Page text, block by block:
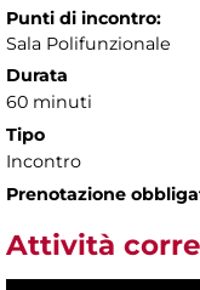
Punti di incontro:
Sala Polifunzionale
Durata
60 minuti
Tipo
Incontro
Prenotazione
Attività